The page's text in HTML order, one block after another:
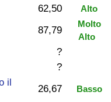
62,50 Alto
87,79
Molto
Alto
?
?
il
26,67 Basso
Nazione